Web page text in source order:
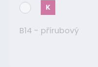
K
B14 - přírubový